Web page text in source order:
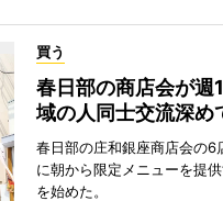
買う
春日部の商店会が
域の人同士交流深め
春日部の庄和銀座商店会の6
に朝から限定メニューを提供
を始めた。